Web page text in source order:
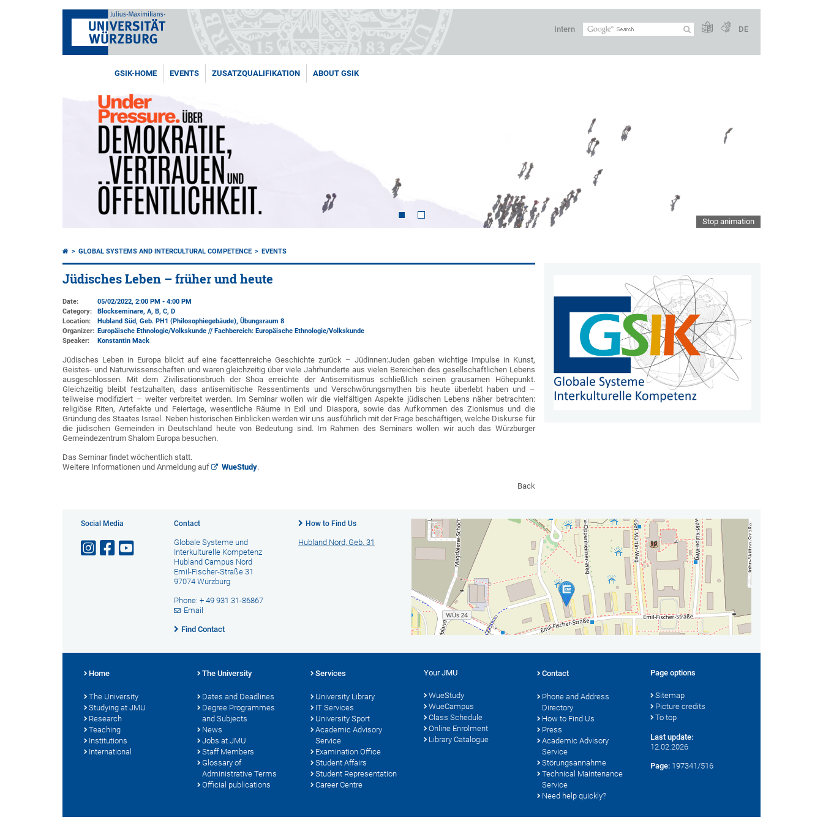
Intern DE
GSIK-HOME EVENTS ZUSATZQUALIFIKATION ABOUT GSIK
Stop animation
GLOBAL SYSTEMS AND INTERCULTURAL COMPETENCE EVENTS
Jüdisches Leben – früher und heute
Date:
05/02/2022, 2:00 PM - 4:00 PM
Category:
Blockseminare, A, B, C, D
Location:
Hubland Süd, Geb. PH1 (Philosophiegebäude), Übungsraum 8
Organizer: Europäische Ethnologie/Volkskunde // Fachbereich: Europäische Ethnologie/Volkskunde
Speaker:
Konstantin Mack
Jüdisches Leben in Europa blickt auf eine facettenreiche Geschichte zurück – Jüdinnen:Juden gaben wichtige Impulse in Kunst,
Geistes- und Naturwissenschaften und waren gleichzeitig über viele Jahrhunderte aus vielen Bereichen des gesellschaftlichen Lebens
ausgeschlossen. Mit dem Zivilisationsbruch der Shoa erreichte der Antisemitismus schließlich seinen grausamen Höhepunkt.
Gleichzeitig bleibt festzuhalten, dass antisemitische Ressentiments und Verschwörungsmythen bis heute überlebt haben und –
teilweise modifiziert – weiter verbreitet werden. Im Seminar wollen wir die vielfältigen Aspekte jüdischen Lebens näher betrachten:
religiöse Riten, Artefakte und Feiertage, wesentliche Räume in Exil und Diaspora, sowie das Aufkommen des Zionismus und die
Gründung des Staates Israel. Neben historischen Einblicken werden wir uns ausführlich mit der Frage beschäftigen, welche Diskurse für
die jüdischen Gemeinden in Deutschland heute von Bedeutung sind. Im Rahmen des Seminars wollen wir auch das Würzburger
Gemeindezentrum Shalom Europa besuchen.
Das Seminar findet wöchentlich statt.
Weitere Informationen und Anmeldung auf
WueStudy.
Back
Social Media Contact
Globale Systeme und
Interkulturelle Kompetenz
Hubland Campus Nord
Emil-Fischer-Straße 31
97074 Würzburg
Phone: + 49 931 31-86867
Email
Find Contact
How to Find Us
Hubland Nord, Geb. 31
Home
The University
Studying at JMU
Research
Teaching
Institutions
International
The University
Dates and Deadlines
Degree Programmes
and Subjects
News
Jobs at JMU
Staff Members
Glossary of
Administrative Terms
Official publications
Services
University Library
IT Services
University Sport
Academic Advisory
Service
Examination Office
Student Affairs
Student Representation
Career Centre
Your JMU
WueStudy
WueCampus
Class Schedule
Online Enrolment
Library Catalogue
Contact
Phone and Address
Directory
How to Find Us
Press
Academic Advisory
Service
Störungsannahme
Technical Maintenance
Service
Need help quickly?
Page options
Sitemap
Picture credits
To top
Last update:
12.02.2026
Page: 197341/516